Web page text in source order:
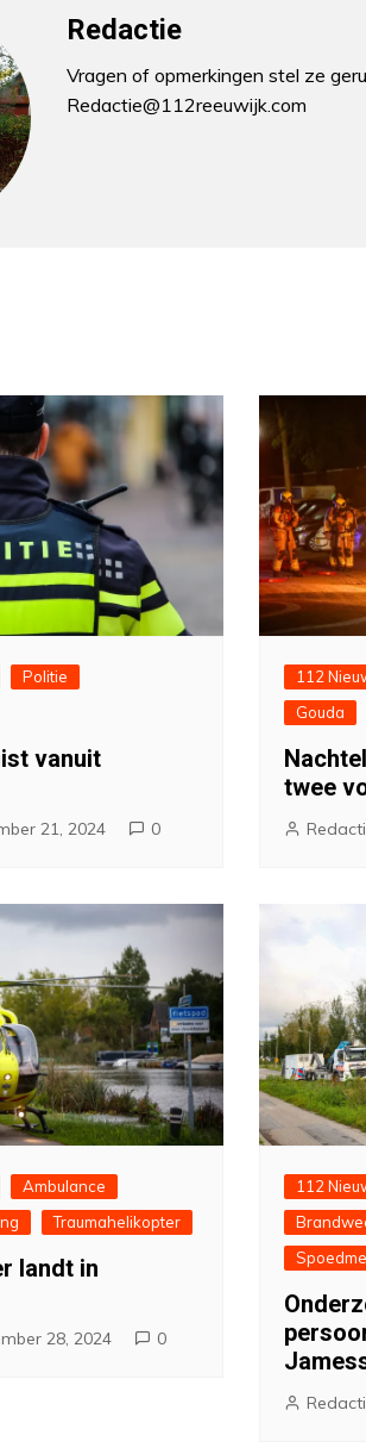
Redactie
Vragen of opmerkingen stel ze
Redactie@112reeuwijk.com
Politie
vanuit
21, 2024 0
112
Gouda
twee
Ambulance
Traumahelikopter
landt in
28, 2024 0
112